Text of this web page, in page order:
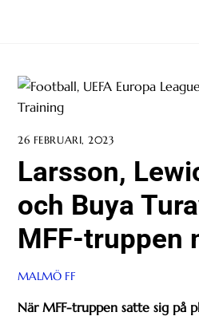
26 FEBRUARI, 2023
Larsson,
och Buya
MFF-truppen
MALMÖ FF
När MFF-truppen satte sig på